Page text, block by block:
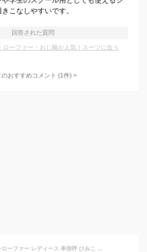
こなしやすいです。
回答された質問
ローファー・おじ靴が人気！スーツに合う
のおすすめコメント (1件) >
【SALE】レインローファー レディース 卑弥呼 ひみこ 公式 送料無料 耐水 レイン コインローファー 634102 履きやすい ローファー 通勤 オフィス 仕事 通学 旅行 ローヒール ぺたんこ 疲れにくい 撥水 雨 黒 クロ ブラック アイボリー